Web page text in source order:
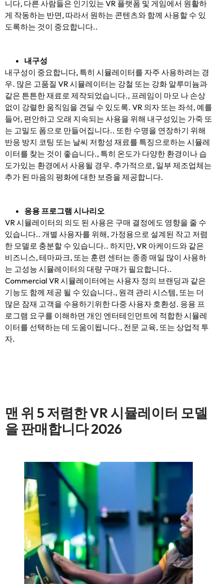
니다, 다른 사람들은 인기있는 VR 플랫폼 및 게임에서 원활하
게 작동하는 반면, 따라서 원하는 콘텐츠와 함께 사용할 수 있
도록하는 것이 중요합니다..
내구성
내구성이 중요합니다, 특히 시뮬레이터를 자주 사용하려는 경
우. 많은 고품질 VR 시뮬레이터는 강철 또는 강화 알루미늄과
같은 튼튼한 재료로 제작되었습니다., 프레임이 마모 나 손상
없이 강렬한 움직임을 견딜 수 있도록. VR 의자 또는 좌석, 예를
들어, 편안하고 오래 지속되는 사용을 위해 내구성있는 가죽 또
는 고밀도 폼으로 만들어집니다.. 또한 수명을 연장하기 위해
반응 방지 코팅 또는 날씨 저항성 재료를 특징으로하는 시뮬레
이터를 찾는 것이 좋습니다., 특히 온도가 다양한 환경이나 습
도가있는 환경에서 사용될 경우. 추가적으로, 일부 제조업체는
추가 된 마음의 평화에 대한 보증을 제공합니다.
응용 프로그램 시나리오
VR 시뮬레이터의 의도 된 사용은 구매 결정에도 영향을 줄 수
있습니다.. 개별 사용자를 위해, 가정용으로 설계된 작고 저렴
한 모델로 충분할 수 있습니다.. 하지만, VR 아케이드와 같은
비즈니스, 테마파크, 또는 훈련 센터는 종종 매일 많이 사용하
는 고성능 시뮬레이터의 대량 구매가 필요합니다..
Commercial VR 시뮬레이터에는 사용자 정의 브랜딩과 같은
기능도 함께 제공 될 수 있습니다., 원격 관리 시스템, 또는 더
많은 잠재 고객을 수용하기위한 다중 사용자 호환성. 응용 프
로그램 요구를 이해하면 개인 엔터테인먼트에 적합한 시뮬레
이터를 선택하는 데 도움이됩니다., 전문 교육, 또는 상업적 투
자.
맨 위 5 저렴한 VR 시뮬레이터 모델
을 판매합니다 2026